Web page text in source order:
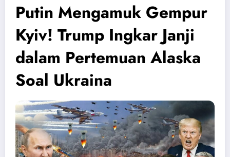
Putin Mengamuk Gempur
Kyiv! Trump Ingkar Janji
dalam Pertemuan Alaska
Soal Ukraina